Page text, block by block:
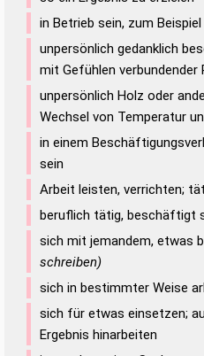
in Betrieb sein, zum
unpersönlich gedanklich
mit Gefühlen verbundender
unpersönlich Holz oder
Wechsel von Temperatur
in einem
sein
Arbeit leisten, verrichten;
beruflich tätig, beschäftigt
sich mit jemandem, etwas
schreiben)
sich in bestimmter Weise
sich für etwas einsetzen;
Ergebnis hinarbeiten